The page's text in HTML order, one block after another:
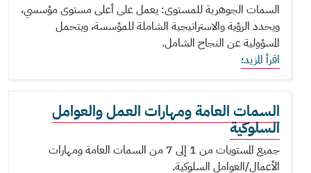
السمات الجوهرية للمستوى: يعمل على أعلى مستوى مؤسسي،
ويحدد الرؤية والاستراتيجية الشاملة للمؤسسة، ويتحمل
المسؤولية عن النجاح الشامل.
اقرأ المزيد؛
السمات العامة ومهارات العمل والعوامل
السلوكية
جميع المستويات من 1 إلى 7 من السمات العامة ومهارات
الأعمال/العوامل السلوكية.